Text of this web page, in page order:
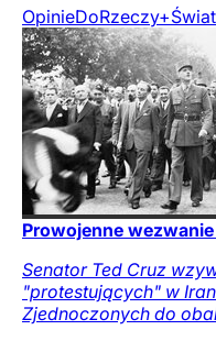
OpinieDoRzeczy+Świat
Prowojenne
Senator Ted Cruz
"protestujących" w
Zjednoczonych do